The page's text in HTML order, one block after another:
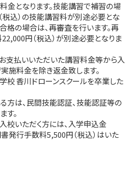
金となります。技能講習で補習の場
込）の技能講習料が別途必要とな
格の場合は、再審査を行います。再
円（税込）が別途必要となりま
支払いいただいた講習料金等から入
施料金を除き返金致します。
校 香川ドローンスクールを卒業した
方は、民間技能認証、技能認証等の
す。
校いただく方には、入学申込金
発行手数料5,500円（税込）はいた